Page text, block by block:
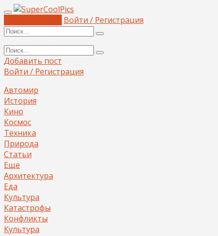
Войти / Регистрация
Добавить пост
Войти / Регистрация
Автомир
История
Кино
Космос
Техника
Природа
Статьи
Еще
Архитектура
Еда
Культура
Катастрофы
Конфликты
Культура